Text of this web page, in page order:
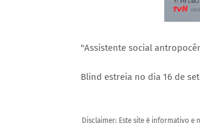
"Assistente social
Blind estreia no dia 16 de
Disclaimer: Este site é informativo